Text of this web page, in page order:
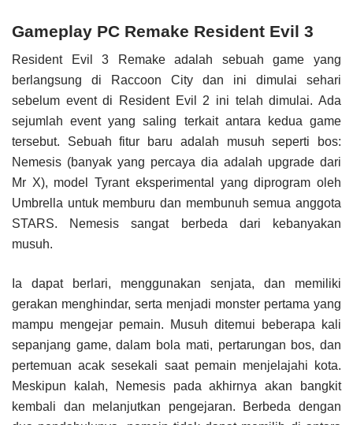
Gameplay PC Remake Resident Evil 3
Resident Evil 3 Remake adalah sebuah game yang
berlangsung di Raccoon City dan ini dimulai sehari
sebelum event di Resident Evil 2 ini telah dimulai. Ada
sejumlah event yang saling terkait antara kedua game
tersebut. Sebuah fitur baru adalah musuh seperti bos:
Nemesis (banyak yang percaya dia adalah upgrade dari
Mr X), model Tyrant eksperimental yang diprogram oleh
Umbrella untuk memburu dan membunuh semua anggota
STARS. Nemesis sangat berbeda dari kebanyakan
musuh.
Ia dapat berlari, menggunakan senjata, dan memiliki
gerakan menghindar, serta menjadi monster pertama yang
mampu mengejar pemain. Musuh ditemui beberapa kali
sepanjang game, dalam bola mati, pertarungan bos, dan
pertemuan acak sesekali saat pemain menjelajahi kota.
Meskipun kalah, Nemesis pada akhirnya akan bangkit
kembali dan melanjutkan pengejaran. Berbeda dengan